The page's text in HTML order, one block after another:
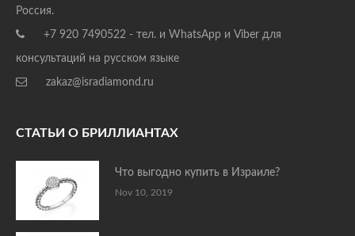
Россия.
+7 920 7490522 - тел. и WhatsApp и Viber для
консультаций на русском языке
zakaz@isradiamond.ru
СТАТЬИ О БРИЛЛИАНТАХ
Что выгодно купить в Израиле?
Nov 10, 2019